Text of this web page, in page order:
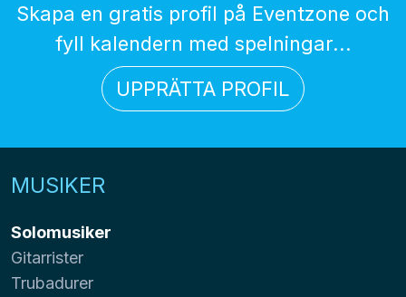
Skapa en gratis profil på Eventzone och
fyll kalendern med spelningar...
UPPRÄTTA PROFIL
MUSIKER
Solomusiker
Gitarrister
Trubadurer